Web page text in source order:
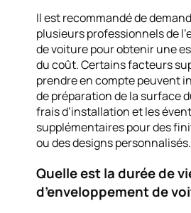
Il est recommandé de
plusieurs professionnels de
de voiture pour obtenir une
du coût. Certains facteurs
prendre en compte peuvent
de préparation de la surface
frais d’installation et les
supplémentaires pour des
ou des designs personnalisés.
Quelle est la durée de
d’enveloppement de